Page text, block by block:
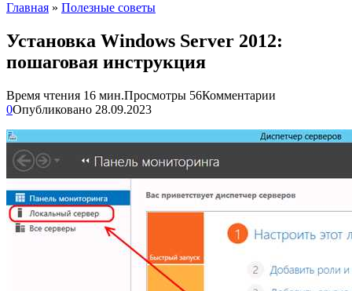
Главная » Полезные советы
Установка Windows Server 2012:
пошаговая инструкция
Время чтения 16 мин.Просмотры 56Комментарии
0Опубликовано 28.09.2023